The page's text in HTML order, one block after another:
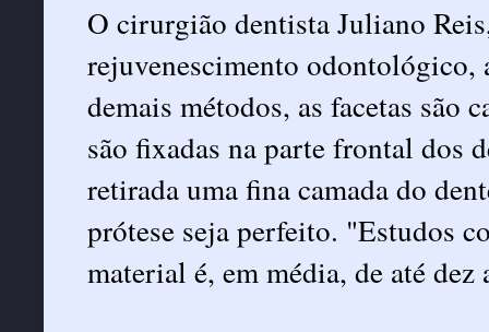
O cirurgião dentista Juliano
rejuvenescimento odontológico,
demais métodos, as facetas são
são fixadas na parte frontal dos
retirada uma fina camada do
prótese seja perfeito. "Estudos
material é, em média, de até dez